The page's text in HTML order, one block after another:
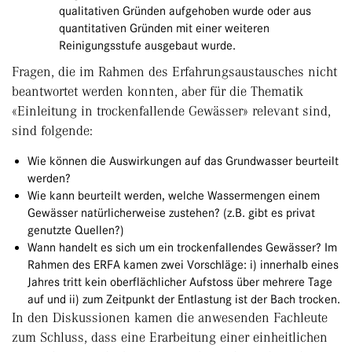
qualitativen Gründen aufgehoben wurde oder aus
quantitativen Gründen mit einer weiteren
Reinigungsstufe ausgebaut wurde.
Fragen, die im Rahmen des Erfahrungsaustausches nicht
beantwortet werden konnten, aber für die Thematik
«Einleitung in trockenfallende Gewässer» relevant sind,
sind folgende:
Wie können die Auswirkungen auf das Grundwasser beurteilt
werden?
Wie kann beurteilt werden, welche Wassermengen einem
Gewässer natürlicherweise zustehen? (z.B. gibt es privat
genutzte Quellen?)
Wann handelt es sich um ein trockenfallendes Gewässer? Im
Rahmen des ERFA kamen zwei Vorschläge: i) innerhalb eines
Jahres tritt kein oberflächlicher Aufstoss über mehrere Tage
auf und ii) zum Zeitpunkt der Entlastung ist der Bach trocken.
In den Diskussionen kamen die anwesenden Fachleute
zum Schluss, dass eine Erarbeitung einer einheitlichen